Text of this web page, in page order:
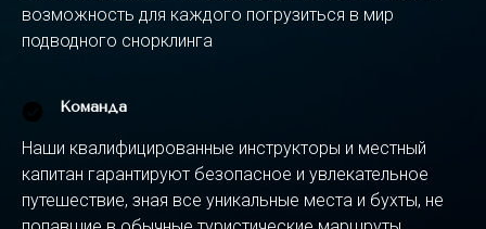
возможность для каждого погрузиться в мир
подводного снорклинга
Команда
Наши квалифицированные инструкторы и местный
капитан гарантируют безопасное и увлекательное
путешествие, зная все уникальные места и бухты, не